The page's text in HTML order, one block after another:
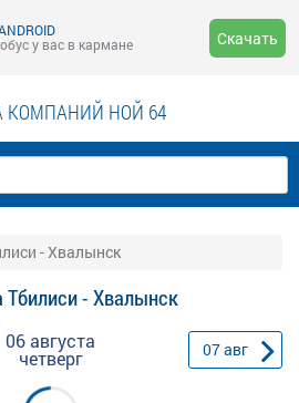
у вас в кармане
Скачать
КОМПАНИЙ НОЙ 64
- Хвалынск
Тбилиси - Хвалынск
06 августа
четверг 07авг